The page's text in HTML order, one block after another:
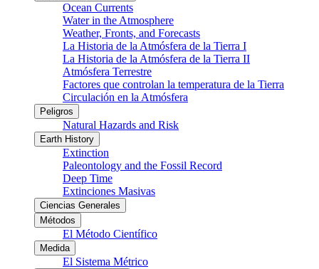
Ocean Currents
Water in the Atmosphere
Weather, Fronts, and Forecasts
La Historia de la Atmósfera de la Tierra I
La Historia de la Atmósfera de la Tierra II
Atmósfera Terrestre
Factores que controlan la temperatura de la Tierra
Circulación en la Atmósfera
Peligros
Natural Hazards and Risk
Earth History
Extinction
Paleontology and the Fossil Record
Deep Time
Extinciones Masivas
Ciencias Generales
Métodos
El Método Científico
Medida
El Sistema Métrico